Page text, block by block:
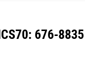
676-8835